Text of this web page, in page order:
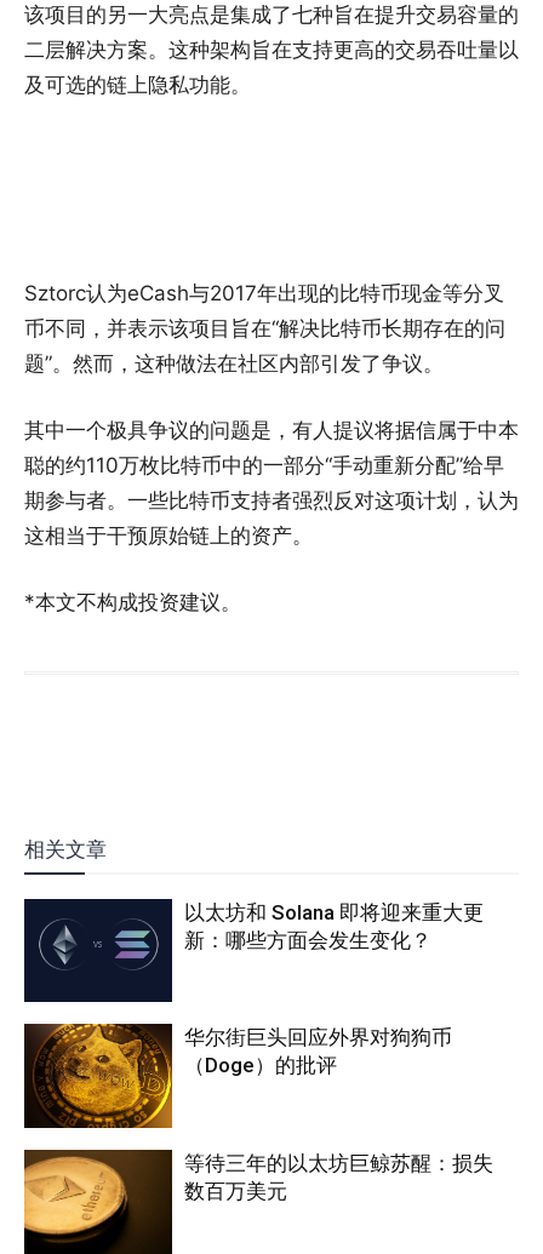
该项目的另一大亮点是集成了七种旨在提升交易容量的
二层解决方案。这种架构旨在支持更高的交易吞吐量以
及可选的链上隐私功能。
Sztorc认为eCash与2017年出现的比特币现金等分叉
币不同，并表示该项目旨在“解决比特币长期存在的问
题”。然而，这种做法在社区内部引发了争议。
其中一个极具争议的问题是，有人提议将据信属于中本
聪的约110万枚比特币中的一部分“手动重新分配”给早
期参与者。一些比特币支持者强烈反对这项计划，认为
这相当于干预原始链上的资产。
*本文不构成投资建议。
相关文章
以太坊和 Solana 即将迎来重大更
新：哪些方面会发生变化？
华尔街巨头回应外界对狗狗币
（Doge）的批评
等待三年的以太坊巨鲸苏醒：损失
数百万美元